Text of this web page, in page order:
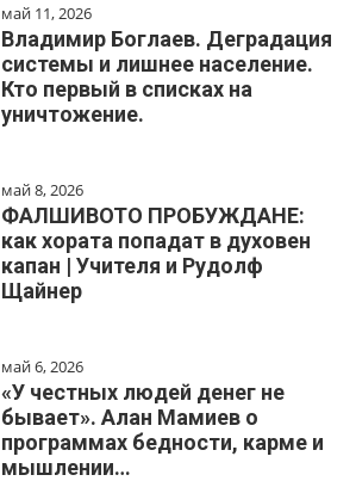
май 11, 2026
Владимир Боглаев. Деградация
системы и лишнее население.
Кто первый в списках на
уничтожение.
май 8, 2026
ФАЛШИВОТО ПРОБУЖДАНЕ:
как хората попадат в духовен
капан | Учителя и Рудолф
Щайнер
май 6, 2026
«У честных людей денег не
бывает». Алан Мамиев о
программах бедности, карме и
мышлении…